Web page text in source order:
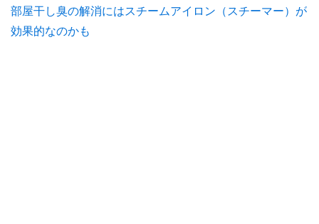
部屋干し臭の解消にはスチームアイロン（スチーマー）が
効果的なのかも